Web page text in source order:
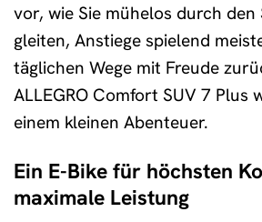
vor, wie Sie mühelos durch
gleiten, Anstiege spielend
täglichen Wege mit Freude
ALLEGRO Comfort SUV 7 Plus
einem kleinen Abenteuer.
Ein E-Bike für höchsten
maximale Leistung